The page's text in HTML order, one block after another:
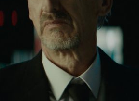
todsicher
Feature